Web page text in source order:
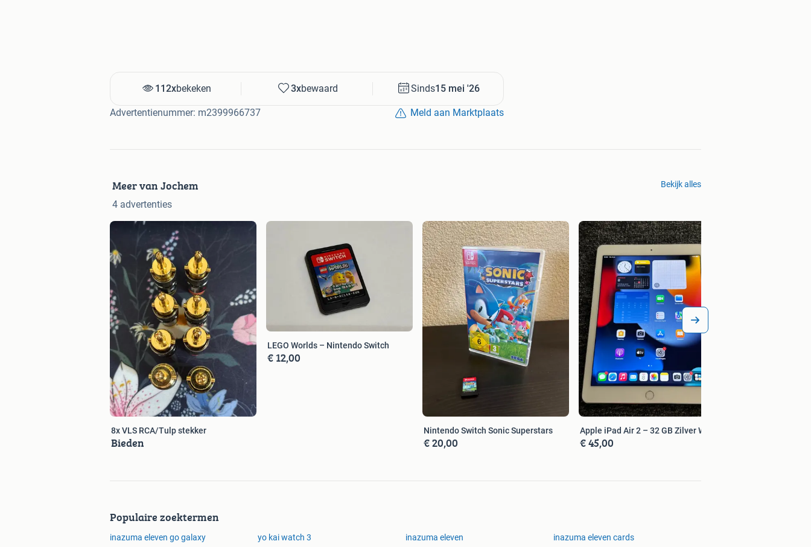
112xbekeken 3xbewaard Sinds15 mei '26
Advertentienummer: m2399966737 Meld aan Marktplaats
Meer van Jochem
4 advertenties
Bekijk alles
8x VLS RCA/Tulp stekker
Bieden
LEGO Worlds – Nintendo Switch
€ 12,00
Nintendo Switch Sonic Superstars
€ 20,00
Apple iPad Air 2 – 32 GB Zilver Wit
€ 45,00
Populaire zoektermen
inazuma eleven go galaxy yo kai watch 3 inazuma eleven inazuma eleven cards